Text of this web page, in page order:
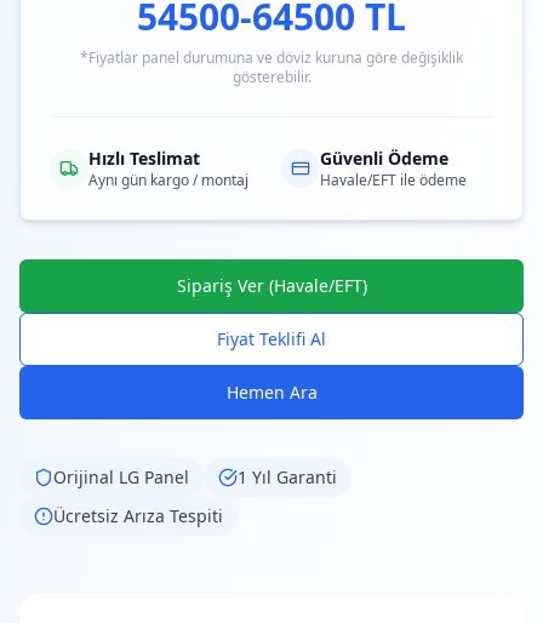
54500-64500 TL
*Fiyatlar panel durumuna ve döviz kuruna göre değişiklik
gösterebilir.
Hızlı Teslimat
Aynı gün kargo / montaj
Güvenli Ödeme
Havale/EFT ile ödeme
Sipariş Ver (Havale/EFT)
Fiyat Teklifi Al
Hemen Ara
Orijinal LG Panel
1 Yıl Garanti
Ücretsiz Arıza Tespiti